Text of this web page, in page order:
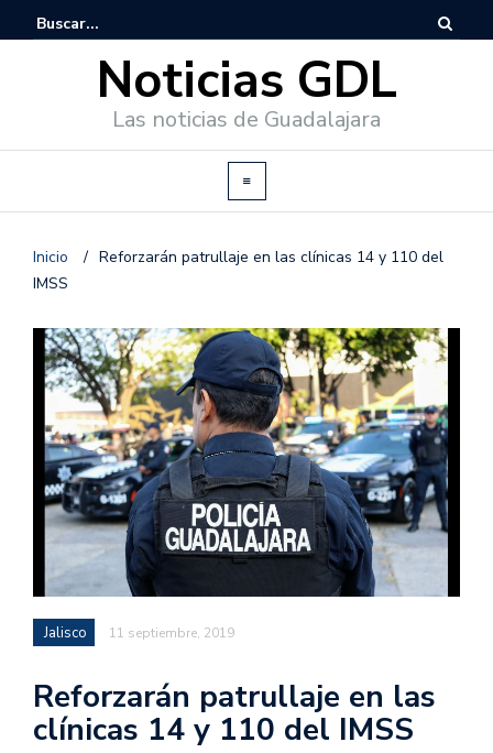
Noticias GDL
Las noticias de Guadalajara
Inicio / Reforzarán patrullaje en las clínicas 14 y 110 del
IMSS
Jalisco 11 septiembre, 2019
Reforzarán patrullaje en las
clínicas 14 y 110 del IMSS